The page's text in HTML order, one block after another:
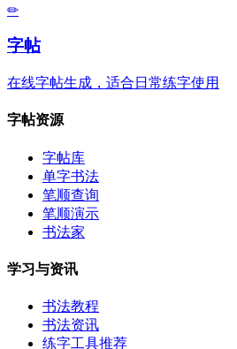
✏
字帖
在线字帖生成，适合日常练字使用
字帖资源
字帖库
单字书法
笔顺查询
笔顺演示
书法家
学习与资讯
书法教程
书法资讯
练字工具推荐